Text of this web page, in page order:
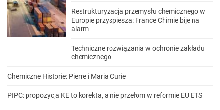
Restrukturyzacja przemysłu chemicznego w
Europie przyspiesza: France Chimie bije na
alarm
Techniczne rozwiązania w ochronie zakładu
chemicznego
Chemiczne Historie: Pierre i Maria Curie
PIPC: propozycja KE to korekta, a nie przełom w reformie EU ETS